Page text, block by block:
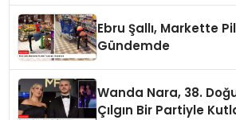
Ebru Şallı, Markette
Gündemde
Wanda Nara, 38.
Çılgın Bir Partiyle